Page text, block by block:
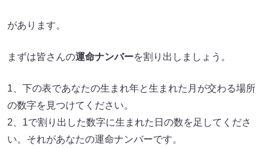
があります。
まずは皆さんの運命ナンバーを割り出しましょう。
1、下の表であなたの生まれ年と生まれた月が交わる場所
の数字を見つけてください。
2、1で割り出した数字に生まれた日の数を足してくださ
い。それがあなたの運命ナンバーです。